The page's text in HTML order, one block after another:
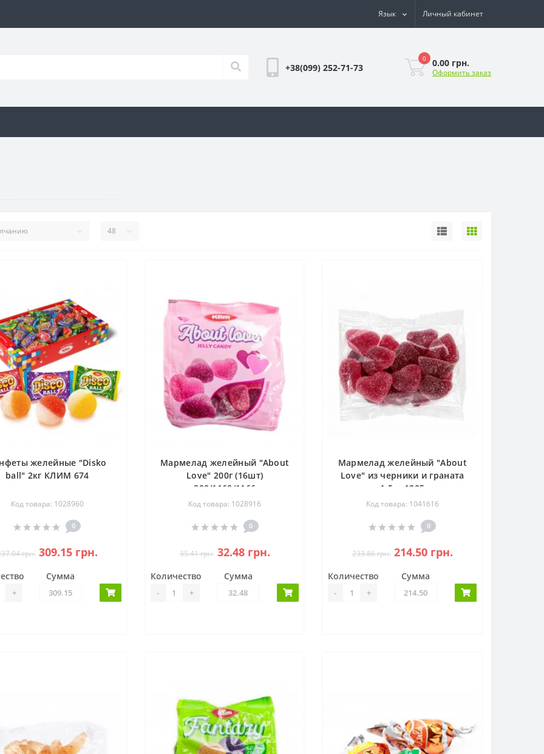
Язык Личный кабинет
+38(099) 252-71-73
0 0.00 грн.
Оформить заказ
желейные "Disko
ball" 2кг КЛИМ 674
Код товара: 1028960
0
грн. 309.15 грн.
+
Сумма
Мармелад желейный "About
Love" 200г (16шт)
808/1168/1166
Код товара: 1028916
0
35.41 грн. 32.48 грн.
Количество
- +
Сумма
Мармелад желейный "About
Love" из черники и граната
1,5кг 1205
Код товара: 1041616
0
233.86 грн. 214.50 грн.
Количество
- +
Сумма